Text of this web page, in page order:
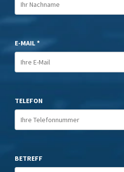
E-MAIL *
TELEFON
BETREFF